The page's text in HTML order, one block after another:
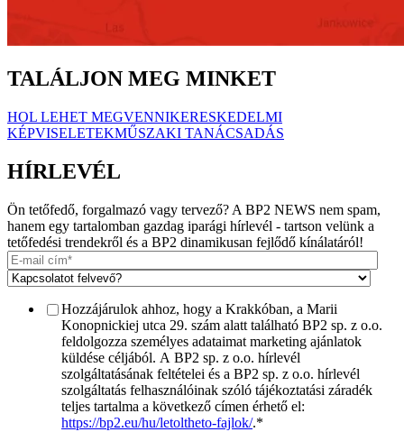
TALÁLJON MEG MINKET
HOL LEHET MEGVENNIKERESKEDELMI
KÉPVISELETEKMŰSZAKI TANÁCSADÁS
HÍRLEVÉL
Ön tetőfedő, forgalmazó vagy tervező? A BP2 NEWS nem spam,
hanem egy tartalomban gazdag iparági hírlevél - tartson velünk a
tetőfedési trendekről és a BP2 dinamikusan fejlődő kínálatáról!
Hozzájárulok ahhoz, hogy a Krakkóban, a Marii
Konopnickiej utca 29. szám alatt található BP2 sp. z o.o.
feldolgozza személyes adataimat marketing ajánlatok
küldése céljából. A BP2 sp. z o.o. hírlevél
szolgáltatásának feltételei és a BP2 sp. z o.o. hírlevél
szolgáltatás felhasználóinak szóló tájékoztatási záradék
teljes tartalma a következő címen érhető el:
https://bp2.eu/hu/letoltheto-fajlok/.*